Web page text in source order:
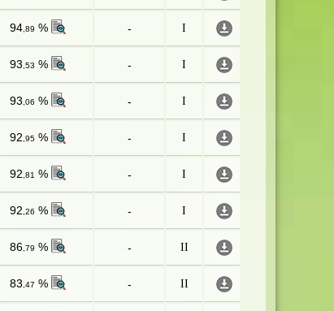
94,89 % - I
93 ,53 % - I
93 ,06 % - I
92 ,95% - I
92 ,81 % - I
92 ,26 % - I
86,79 % - II
83 ,47 % - II